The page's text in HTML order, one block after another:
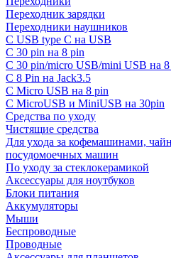
Переходник зарядки
Переходники наушников
С USB type C на USB
С 30 pin на 8 pin
С 30 pin/micro USB/mini USB на 8
С 8 Pin на Jack3.5
С Micro USB на 8 pin
С MicroUSB и MiniUSB на 30pin
Средства по уходу
Чистящие средства
Для ухода за кофемашинами,
посудомоечных машин
По уходу за стеклокерамикой
Аксессуары для ноутбуков
Блоки питания
Аккумуляторы
Мыши
Беспроводные
Проводные